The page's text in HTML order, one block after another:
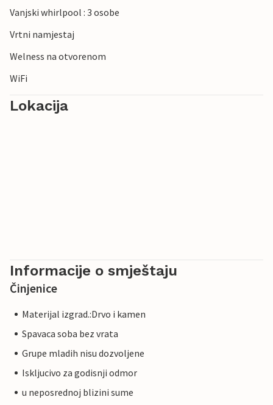
Vanjski whirlpool : 3 osobe
Vrtni namjestaj
Welness na otvorenom
WiFi
Lokacija
Informacije o smještaju
Činjenice
Materijal izgrad.:Drvo i kamen
Spavaca soba bez vrata
Grupe mladih nisu dozvoljene
Iskljucivo za godisnji odmor
u neposrednoj blizini sume